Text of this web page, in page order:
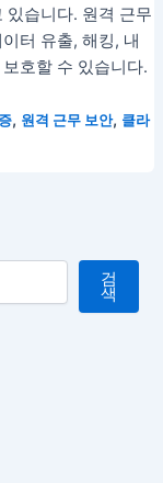
있습니다. 원격 근무
터 유출, 해킹, 내
호할 수 있습니다.
, 원격 근무 보안, 클라
검
색